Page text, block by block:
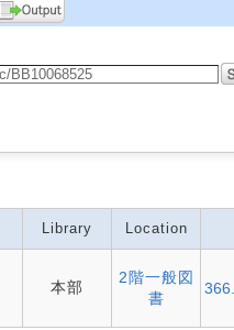
Library Location
本部
2階一般図
書